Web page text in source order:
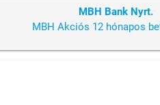
MBH Bank Nyrt.
MBH Akciós 12 hónapos